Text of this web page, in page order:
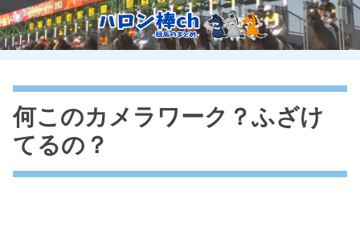
何このカメラワーク？ふざけ
てるの？